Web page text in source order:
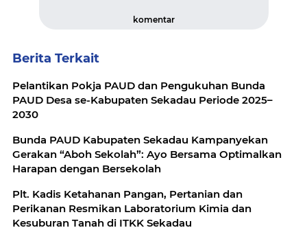
komentar
Berita Terkait
Pelantikan Pokja PAUD dan Pengukuhan Bunda
PAUD Desa se-Kabupaten Sekadau Periode 2025–
2030
Bunda PAUD Kabupaten Sekadau Kampanyekan
Gerakan “Aboh Sekolah”: Ayo Bersama Optimalkan
Harapan dengan Bersekolah
Plt. Kadis Ketahanan Pangan, Pertanian dan
Perikanan Resmikan Laboratorium Kimia dan
Kesuburan Tanah di ITKK Sekadau